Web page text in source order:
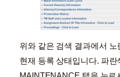
위와 같은 검색 결과에서 노
현재 등록 상태입니다. 파